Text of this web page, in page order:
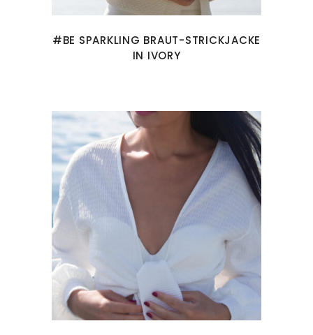
#BE SPARKLING BRAUT-STRICKJACKE
IN IVORY